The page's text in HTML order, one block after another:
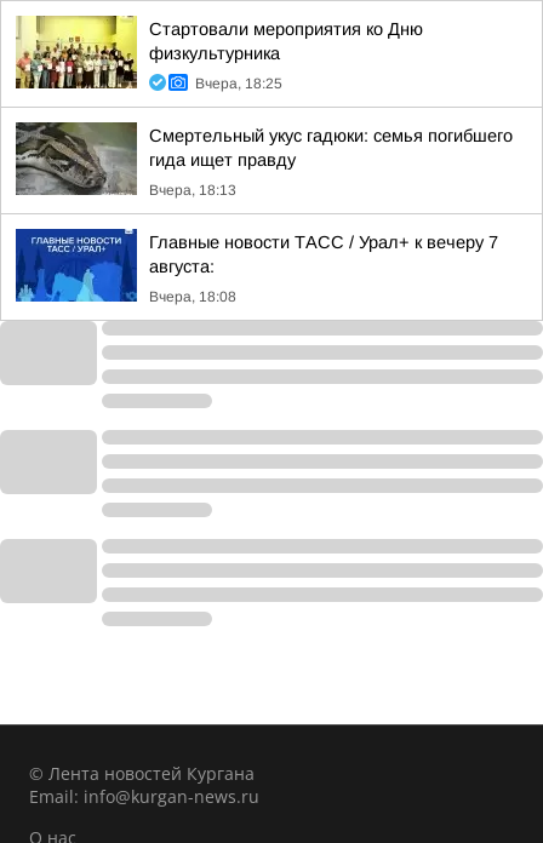
Стартовали мероприятия ко Дню
физкультурника
Вчера, 18:25
Смертельный укус гадюки: семья погибшего
гида ищет правду
Вчера, 18:13
Главные новости ТАСС / Урал+ к вечеру 7
августа:
Вчера, 18:08
© Лента новостей Кургана
Email: info@kurgan-news.ru
О нас